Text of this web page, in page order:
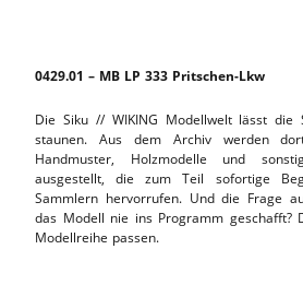
0429.01 – MB LP 333 Pritschen-Lkw
Die Siku // WIKING Modellwelt lässt die
staunen. Aus dem Archiv werden
Handmuster, Holzmodelle und
ausgestellt, die zum Teil sofortige
Sammlern hervorrufen. Und die Frage
das Modell nie ins Programm geschafft?
Modellreihe passen.